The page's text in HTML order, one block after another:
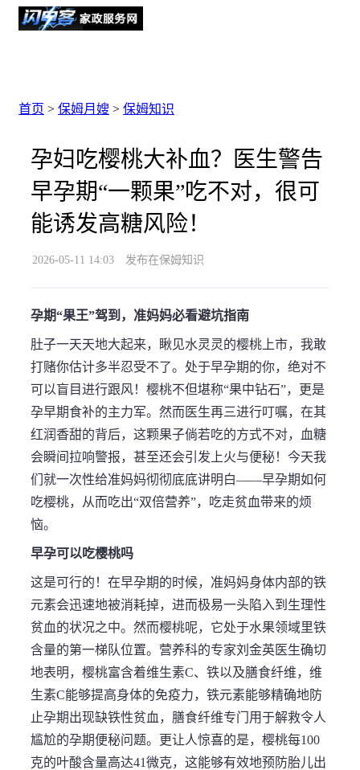
首页 > 保姆月嫂 > 保姆知识
孕妇吃樱桃大补血？医生警告
早孕期“一颗果”吃不对，很可
能诱发高糖风险！
2026-05-11 14:03 发布在保姆知识
孕期“果王”驾到，准妈妈必看避坑指南
肚子一天天地大起来，瞅见水灵灵的樱桃上市，我敢
打赌你估计多半忍受不了。处于早孕期的你，绝对不
可以盲目进行跟风！樱桃不但堪称“果中钻石”，更是
孕早期食补的主力军。然而医生再三进行叮嘱，在其
红润香甜的背后，这颗果子倘若吃的方式不对，血糖
会瞬间拉响警报，甚至还会引发上火与便秘！今天我
们就一次性给准妈妈彻彻底底讲明白——早孕期如何
吃樱桃，从而吃出“双倍营养”，吃走贫血带来的烦
恼。
早孕可以吃樱桃吗
这是可行的！在早孕期的时候，准妈妈身体内部的铁
元素会迅速地被消耗掉，进而极易一头陷入到生理性
贫血的状况之中。然而樱桃呢，它处于水果领域里铁
含量的第一梯队位置。营养科的专家刘金英医生确切
地表明，樱桃富含着维生素C、铁以及膳食纤维，维
生素C能够提高身体的免疫力，铁元素能够精确地防
止孕期出现缺铁性贫血，膳食纤维专门用于解救令人
尴尬的孕期便秘问题。更让人惊喜的是，樱桃每100
克的叶酸含量高达41微克，这能够有效地预防胎儿出